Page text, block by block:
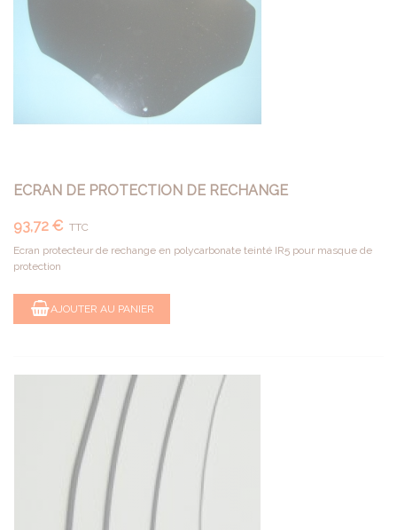
ECRAN DE PROTECTION DE RECHANGE
93,72 € TTC
Ecran protecteur de rechange en polycarbonate teinté IR5 pour masque de
protection
AJOUTER AU PANIER